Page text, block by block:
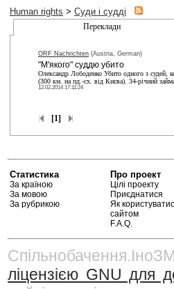
Human rights > Суди і судді
Переклади
ORF Nachrichten (Austria, German)
"М'якого" суддю убито
Олександр Лободенко Убито одного з судей,
(300 км. на пд.-сх. від Києва). 34-річний
12.02.2014 17:11:24
[1]
Статистика
За країною
За мовою
За рубрикою
Про проект
Цілі проекту
Приєднатися
Як
сайтом
F.A.Q.
ліцензією GNU для